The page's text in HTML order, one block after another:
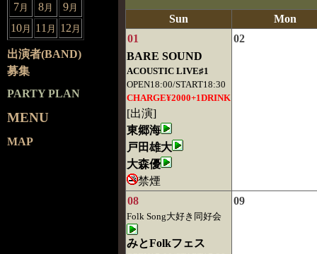
7月 8月 9月
10月 11 月 12 月
出演者(BAND)
募集
PARTY PLAN
MENU
MAP
Sun
Mon
01
BARE SOUND
ACOUSTIC LIVE♯1
OPEN18:00/START18:30
CHARGE¥2000+1DRINK
[出演]
東郷海
戸田雄大
大森優
禁煙
02
08
Folk Song大好き同好会
みとFolkフェス
09